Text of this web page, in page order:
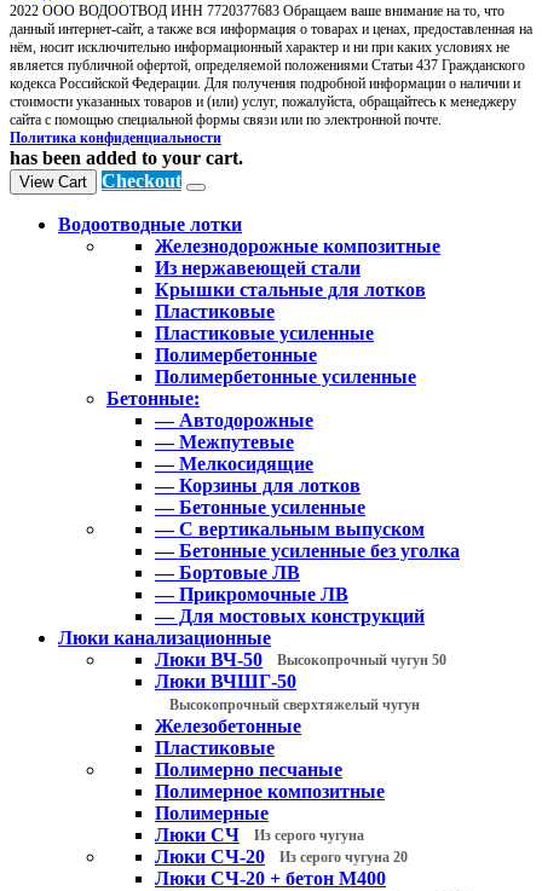
2022 ООО ВОДООТВОД ИНН 7720377683 Обращаем ваше внимание на то, что
данный интернет-сайт, а также вся информация о товарах и ценах, предоставленная на
нём, носит исключительно информационный характер и ни при каких условиях не
является публичной офертой, определяемой положениями Статьи 437 Гражданского
кодекса Российской Федерации. Для получения подробной информации о наличии и
стоимости указанных товаров и (или) услуг, пожалуйста, обращайтесь к менеджеру
сайта с помощью специальной формы связи или по электронной почте.
Политика конфиденциальности
has been added to your cart.
View Cart Checkout
Водоотводные лотки
Железнодорожные композитные
Из нержавеющей стали
Крышки стальные для лотков
Пластиковые
Пластиковые усиленные
Полимербетонные
Полимербетонные усиленные
Бетонные:
— Автодорожные
— Межпутевые
— Мелкосидящие
— Корзины для лотков
— Бетонные усиленные
— С вертикальным выпуском
— Бетонные усиленные без уголка
— Бортовые ЛВ
— Прикромочные ЛВ
— Для мостовых конструкций
Люки канализационные
Люки ВЧ-50
Высокопрочный чугун 50
Люки ВЧШГ-50
Высокопрочный сверхтяжелый чугун
Железобетонные
Пластиковые
Полимерно песчаные
Полимерное композитные
Полимерные
Люки СЧ
Из серого чугуна
Люки СЧ-20 Из серого чугуна 20
Люки СЧ-20 + бетон М400